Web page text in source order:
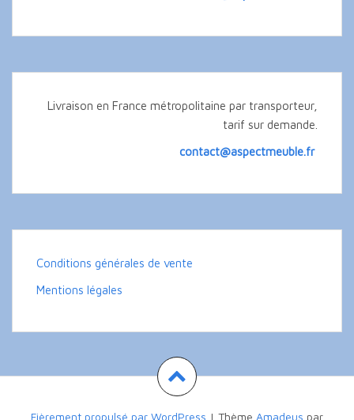
Livraison en France métropolitaine par transporteur,
tarif sur demande.
contact@aspectmeuble.fr
Conditions générales de vente
Mentions légales
Fièrement propulsé par WordPress | Thème Amadeus par